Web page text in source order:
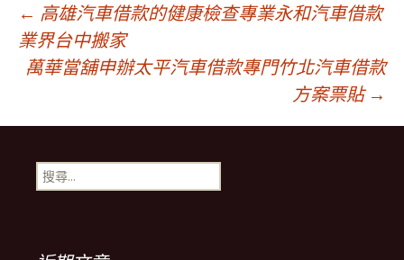
文
章
導
覽
← 高雄汽車借款的健康檢查專業永和汽車借款
業界台中搬家
萬華當舖申辦太平汽車借款專門竹北汽車借款
方案票貼 →
搜
尋